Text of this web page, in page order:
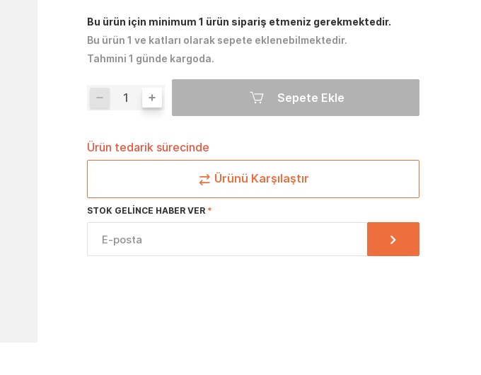
Bu ürün için minimum 1 ürün sipariş etmeniz gerekmektedir.
Bu ürün 1 ve katları olarak sepete eklenebilmektedir.
Tahmini 1 günde kargoda.
Sepete Ekle
Ürün tedarik sürecinde
Ürünü Karşılaştır
STOK GELINCE HABER VER